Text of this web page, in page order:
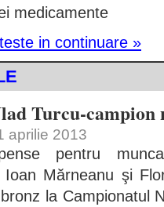
medicamente
in continuare »
Turcu-campion
aprilie 2013
pentru
Ioan Mărneanu şi
la Campionatul